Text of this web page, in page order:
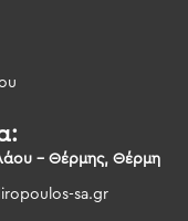
– Θέρμης, Θέρμη
sa.gr